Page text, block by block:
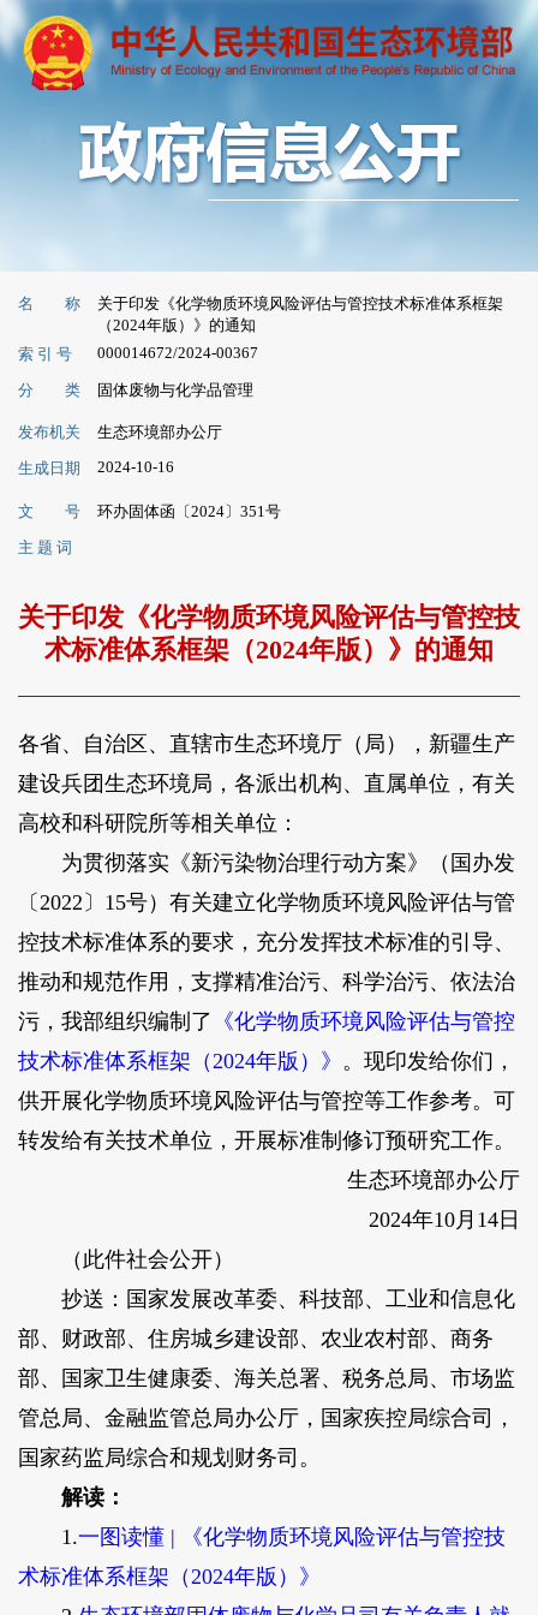
名 称
关于印发《化学物质环境风险评估与管控技术标准体系框架
（2024年版）》的通知
索 引 号
000014672/2024-00367
分 类 固体废物与化学品管理
发布机关
生态环境部办公厅
生成日期
2024-10-16
文 号
环办固体函〔2024〕351号
主 题 词
关于印发《化学物质环境风险评估与管控技
术标准体系框架（2024年版）》的通知
各省、自治区、直辖市生态环境厅（局），新疆生产
建设兵团生态环境局，各派出机构、直属单位，有关
高校和科研院所等相关单位：
为贯彻落实《新污染物治理行动方案》（国办发
〔2022〕15号）有关建立化学物质环境风险评估与管
控技术标准体系的要求，充分发挥技术标准的引导、
推动和规范作用，支撑精准治污、科学治污、依法治
污，我部组织编制了 《化学物质环境风险评估与管控
技术标准体系框架（2024年版）》 。现印发给你们，
供开展化学物质环境风险评估与管控等工作参考。可
转发给有关技术单位，开展标准制修订预研究工作。
生态环境部办公厅
2024年10月14日
（此件社会公开）
抄送：国家发展改革委、科技部、工业和信息化
部、财政部、住房城乡建设部、农业农村部、商务
部、国家卫生健康委、海关总署、税务总局、市场监
管总局、金融监管总局办公厅，国家疾控局综合司，
国家药监局综合和规划财务司。
解读：
1.一图读懂 | 《化学物质环境风险评估与管控技
术标准体系框架（2024年版）》